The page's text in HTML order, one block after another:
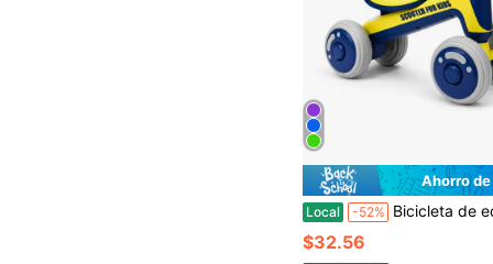
Ahorro
Local -52% Bicicleta de equilibrio FUPOJH-808 ultraligera y portátil con cuadro de PP | Bicicleta para niños pequeños con neumáticos EVA antivuelco de 135° | Juguetes para
$32.56